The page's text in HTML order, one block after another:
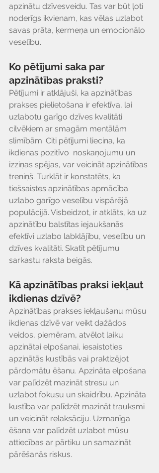
apzinātu dzīvesveidu. Tas var būt ļoti
noderīgs ikvienam, kas vēlas uzlabot
savas prāta, ķermeņa un emocionālo
veselību.
Ko pētījumi saka par
apzinātības praksti?
Pētījumi ir atklājuši, ka apzinātības
prakses pielietošana ir efektīva, lai
uzlabotu garīgo dzīves kvalitāti
cilvēkiem ar smagām mentālām
slimībām. Citi pētījumi liecina, ka
ikdienas pozitīvo  noskaņojumu un
izziņas spējas, var veicināt apzinātības
treniņš. Turklāt ir konstatēts, ka
tiešsaistes apzinātības apmācība
uzlabo garīgo veselību vispārējā
populācijā. Visbeidzot, ir atklāts, ka uz
apzinātību balstītas iejaukšanās
efektīvi uzlabo labklājību, veselību un
dzīves kvalitāti. Skatīt pētījumu
sarkastu raksta beigās.
Kā apzinātības praksi iekļaut
ikdienas dzīvē?
Apzinātības prakses iekļaušanu mūsu
ikdienas dzīvē var veikt dažādos
veidos, piemēram, atvēlot laiku
apzinātai elpošanai, iesaistoties
apzinātās kustībās vai praktizējot
pārdomātu ēšanu. Apzināta elpošana
var palīdzēt mazināt stresu un
uzlabot fokusu un skaidrību. Apzināta
kustība var palīdzēt mazināt trauksmi
un veicināt relaksāciju. Uzmanīga
ēšana var palīdzēt uzlabot mūsu
attiecības ar pārtiku un samazināt
pārēšanās riskus.